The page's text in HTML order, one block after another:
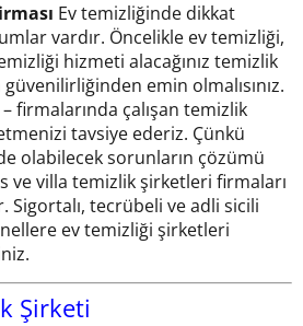
Ev temizliğinde dikkat
vardır. Öncelikle ev temizliği,
hizmeti alacağınız temizlik
emin olmalısınız.
firmalarında çalışan temizlik
tavsiye ederiz. Çünkü
olabilecek sorunların çözümü
ve villa temizlik şirketleri firmaları
Sigortalı, tecrübeli ve adli sicili
ev temizliği şirketleri
Şirketi